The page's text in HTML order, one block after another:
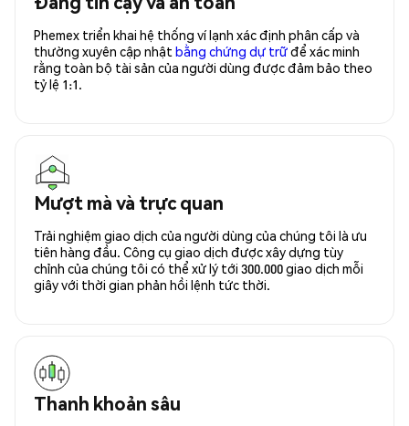
Phemex triển khai hệ thống ví lạnh xác định phân cấp và
thường xuyên cập nhật bằng chứng dự trữđể xác minh
rằng toàn bộ tài sản của người dùng được đảm bảo theo
tỷ lệ 1:1.
Mượt mà và trực quan
Trải nghiệm giao dịch của người dùng của chúng tôi là ưu
tiên hàng đầu. Công cụ giao dịch được xây dựng tùy
chỉnh của chúng tôi có thể xử lý tới 300.000 giao dịch mỗi
giây với thời gian phản hồi lệnh tức thời.
Thanh khoản sâu